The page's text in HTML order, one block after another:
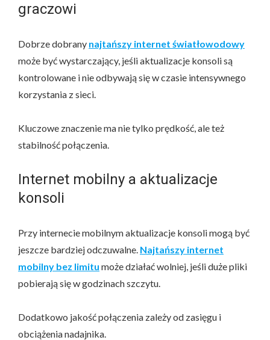
graczowi
Dobrze dobrany najtańszy internet światłowodowy
może być wystarczający, jeśli aktualizacje konsoli są
kontrolowane i nie odbywają się w czasie intensywnego
korzystania z sieci.
Kluczowe znaczenie ma nie tylko prędkość, ale też
stabilność połączenia.
Internet mobilny a aktualizacje
konsoli
Przy internecie mobilnym aktualizacje konsoli mogą być
jeszcze bardziej odczuwalne. Najtańszy internet
mobilny bez limitu może działać wolniej, jeśli duże pliki
pobierają się w godzinach szczytu.
Dodatkowo jakość połączenia zależy od zasięgu i
obciążenia nadajnika.